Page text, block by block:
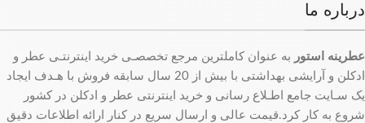
درباره ما
عطرینه استور به عنوان کاملترین مرجع تخصصـی خرید اینترنتـی عطر و
ادکلن و آرایشی بهداشتی با بیش از 20 سال سابقه فروش با هـدف ایجاد
یک سـایت جامع اطـلاع رسانی و خرید اینترنتی عطر و ادکلن در کشور
شروع به کار کرد.قیمت عالی و ارسال سریع در کنار ارائه اطلاعات دقیق